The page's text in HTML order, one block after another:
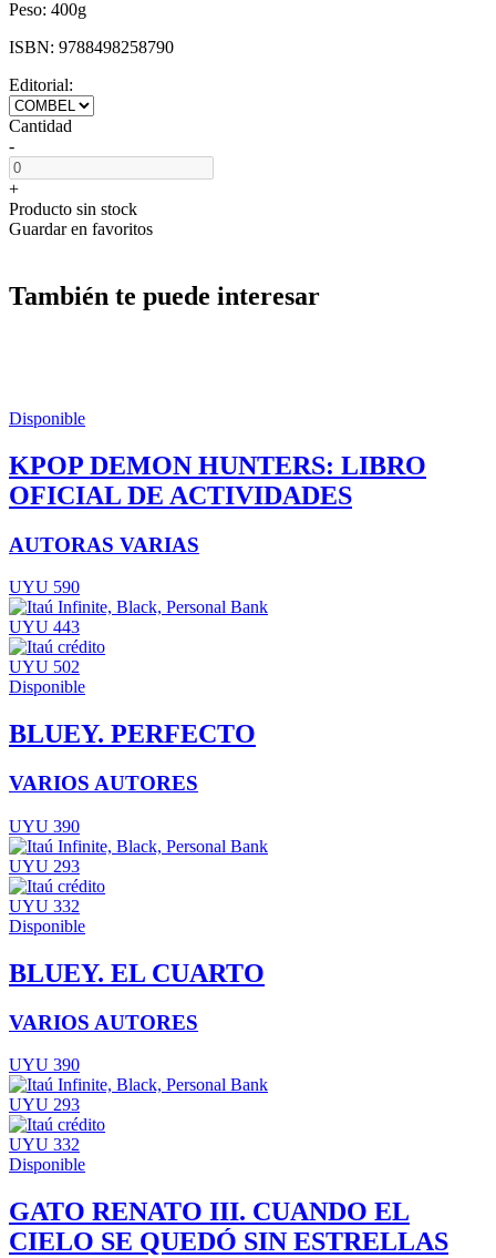
Peso: 400g
ISBN: 9788498258790
Editorial:
Cantidad
-
+
Producto sin stock
Guardar en favoritos
También te puede interesar
Disponible
KPOP DEMON HUNTERS: LIBRO
OFICIAL DE ACTIVIDADES
AUTORAS VARIAS
UYU 590
UYU 443
UYU 502
Disponible
BLUEY. PERFECTO
VARIOS AUTORES
UYU 390
UYU 293
UYU 332
Disponible
BLUEY. EL CUARTO
VARIOS AUTORES
UYU 390
UYU 293
UYU 332
Disponible
GATO RENATO III. CUANDO EL
CIELO SE QUEDÓ SIN ESTRELLAS